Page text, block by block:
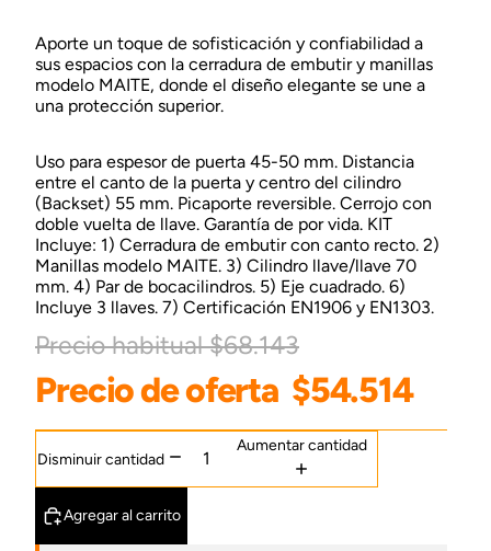
Aporte un toque de sofisticación y confiabilidad a
sus espacios con la cerradura de embutir y manillas
modelo MAITE, donde el diseño elegante se une a
una protección superior.
Uso para espesor de puerta 45-50 mm. Distancia
entre el canto de la puerta y centro del cilindro
(Backset) 55 mm. Picaporte reversible. Cerrojo con
doble vuelta de llave. Garantía de por vida. KIT
Incluye: 1) Cerradura de embutir con canto recto. 2)
Manillas modelo MAITE. 3) Cilindro llave/llave 70
mm. 4) Par de bocacilindros. 5) Eje cuadrado. 6)
Incluye 3 llaves. 7) Certificación EN1906 y EN1303.
Precio habitual$68.143
Precio de oferta $54.514
Disminuir cantidad
Aumentar cantidad
Agregar al carrito